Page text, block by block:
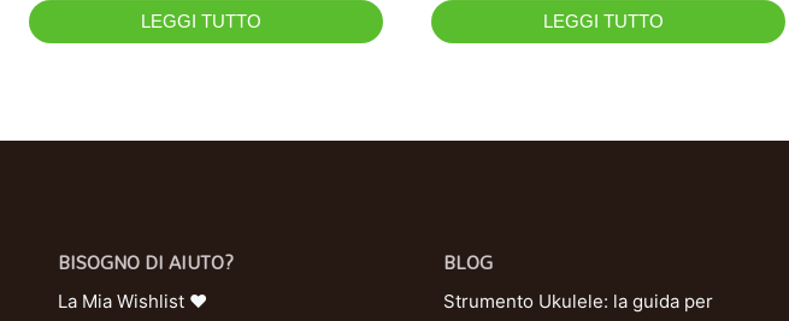
LEGGI TUTTO LEGGI TUTTO
BISOGNO DI AIUTO?
La Mia Wishlist ❤
BLOG
Strumento Ukulele: la guida per